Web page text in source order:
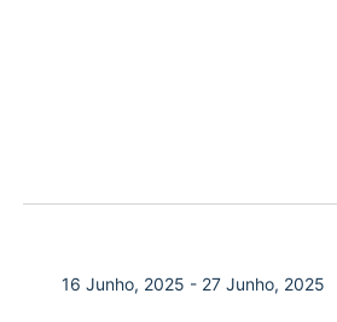
16 Junho, 2025 - 27 Junho, 2025